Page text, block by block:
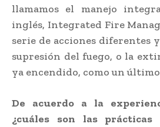
llamamos el manejo
inglés, Integrated Fire
serie de acciones diferentes
supresión del fuego, o la
ya encendido, como un
De acuerdo a la
¿cuáles son las prácticas